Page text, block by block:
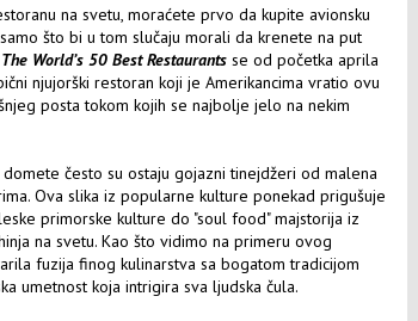
na svetu, moraćete prvo da kupite avionsku
što bi u tom slučaju morali da krenete na put
The World’s 50 Best Restaurants se od početka aprila
njujorški restoran koji je Amerikancima vratio ovu
posta tokom kojih se najbolje jelo na nekim
često su ostaju gojazni tinejdžeri od malena
Ova slika iz popularne kulture ponekad prigušuje
primorske kulture do "soul food" majstorija iz
na svetu. Kao što vidimo na primeru ovog
fuzija finog kulinarstva sa bogatom tradicijom
umetnost koja intrigira sva ljudska čula.